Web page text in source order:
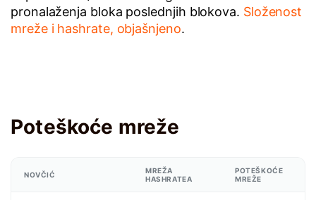
pronalaženja bloka poslednjih blokova. Složenost
mreže i hashrate, objašnjeno.
Poteškoće mreže
NOVČIĆ
MREŽA
HASHRATEA
POTEŠKOĆE
MREŽE